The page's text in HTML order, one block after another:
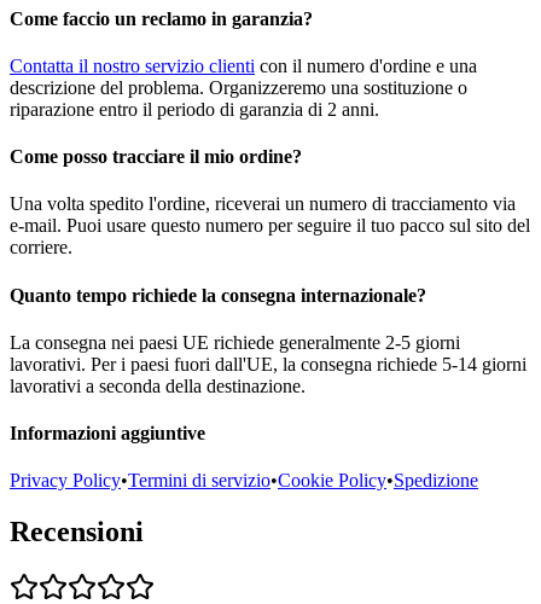
Come faccio un reclamo in garanzia?
Contatta il nostro servizio clienti con il numero d'ordine e una
descrizione del problema. Organizzeremo una sostituzione o
riparazione entro il periodo di garanzia di 2 anni.
Come posso tracciare il mio ordine?
Una volta spedito l'ordine, riceverai un numero di tracciamento via
e-mail. Puoi usare questo numero per seguire il tuo pacco sul sito del
corriere.
Quanto tempo richiede la consegna internazionale?
La consegna nei paesi UE richiede generalmente 2-5 giorni
lavorativi. Per i paesi fuori dall'UE, la consegna richiede 5-14 giorni
lavorativi a seconda della destinazione.
Informazioni aggiuntive
Privacy Policy•Termini di servizio•Cookie Policy•Spedizione
Recensioni